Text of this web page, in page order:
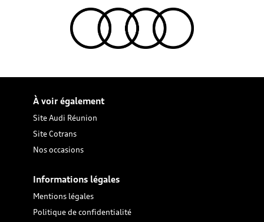
À voir également
Site Audi Réunion
Site Cotrans
Nos occasions
Informations légales
Mentions légales
Politique de confidentialité